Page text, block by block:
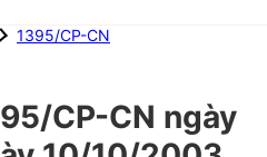
1395/CP-CN
CP-CN ngày